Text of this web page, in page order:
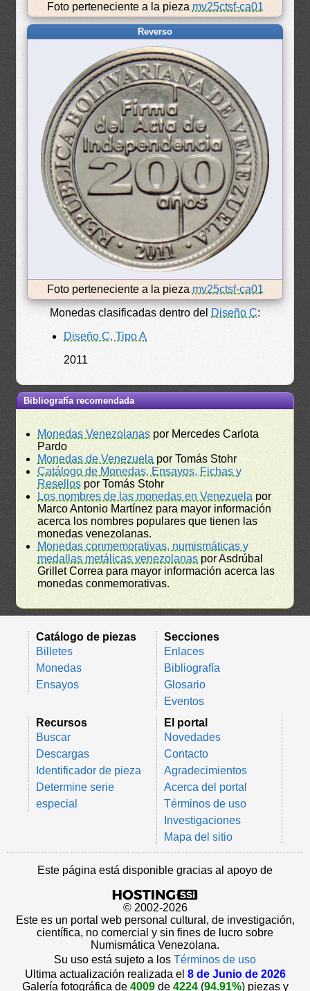
Foto perteneciente a la pieza mv25ctsf-ca01
Reverso
Foto perteneciente a la pieza mv25ctsf-ca01
Monedas clasificadas dentro del Diseño C:
Diseño C, Tipo A
2011
Bibliografía recomendada
Monedas Venezolanas por Mercedes Carlota
Pardo
Monedas de Venezuela por Tomás Stohr
Catálogo de Monedas, Ensayos, Fichas y
Resellos por Tomás Stohr
Los nombres de las monedas en Venezuela por
Marco Antonio Martínez para mayor información
acerca los nombres populares que tienen las
monedas venezolanas.
Monedas conmemorativas, numismáticas y
medallas metálicas venezolanas por Asdrúbal
Grillet Correa para mayor información acerca las
monedas conmemorativas.
Catálogo de piezas
Billetes
Monedas
Ensayos
Secciones
Enlaces
Bibliografía
Glosario
Eventos
Recursos
Buscar
Descargas
Identificador de pieza
Determine serie
especial
El portal
Novedades
Contacto
Agradecimientos
Acerca del portal
Términos de uso
Investigaciones
Mapa del sitio
Este página está disponible gracias al apoyo de
© 2002-2026
Este es un portal web personal cultural, de investigación,
científica, no comercial y sin fines de lucro sobre
Numismática Venezolana.
Su uso está sujeto a los Términos de uso
Ultima actualización realizada el 8 de Junio de 2026
Galería fotográfica de 4009de 4224(94.91%) piezas y